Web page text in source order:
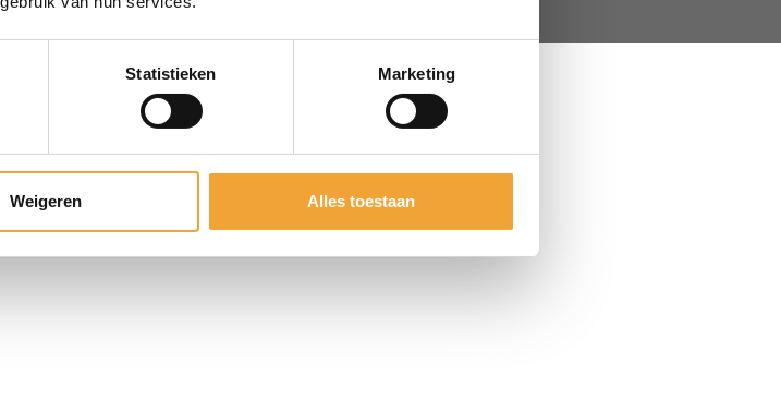
Statistieken Marketing
Weigeren Alles toestaan